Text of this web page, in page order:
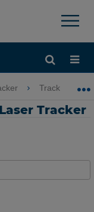
×
Tracker
Tracker